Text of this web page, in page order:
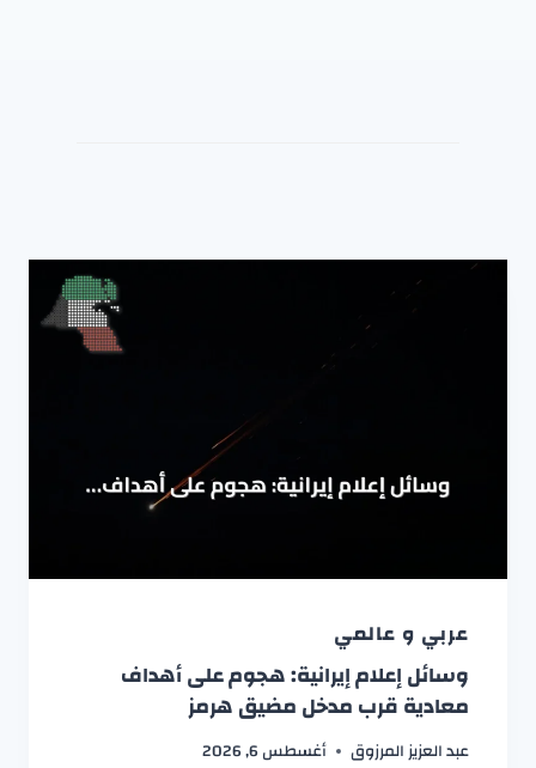
عربي و عالمي
وسائل إعلام إيرانية: هجوم على أهداف
معادية قرب مدخل مضيق هرمز
عبد العزيز المرزوق أغسطس 6, 2026